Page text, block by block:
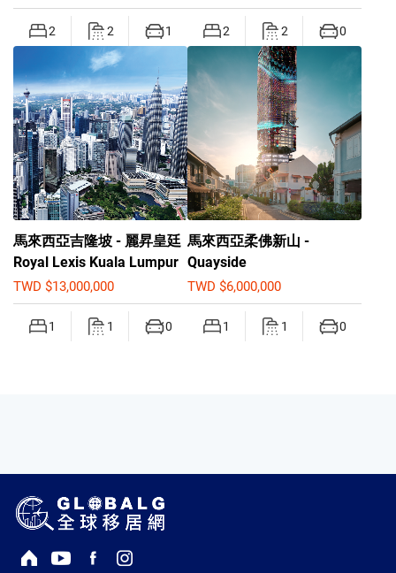
2 2 1 2 2 0
馬來西亞吉隆坡 - 麗昇皇廷
Royal Lexis Kuala Lumpur
TWD $13,000,000
1 1 0
馬來西亞柔佛新山 -
Quayside
TWD $6,000,000
1 1 0
回首頁Youtube頻道
Facebook粉絲專頁
Instagram